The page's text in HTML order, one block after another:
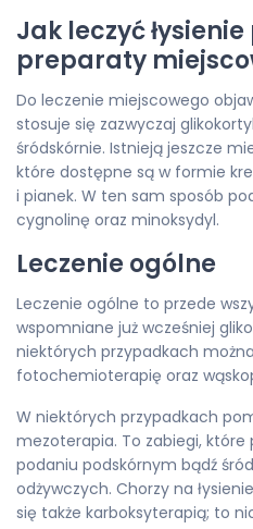
Jak leczyć
preparaty
Do leczenie miejscowego
stosuje się zazwyczaj
śródskórnie. Istnieją jeszcze
które dostępne są w formie
i pianek. W ten sam sposób
cygnolinę oraz minoksydyl.
Leczenie ogólne
Leczenie ogólne to przede
wspomniane już wcześniej
niektórych przypadkach
fotochemioterapię oraz
W niektórych przypadkach
mezoterapia. To zabiegi, które
podaniu podskórnym bądź
odżywczych. Chorzy na
się także karboksyterapią; to